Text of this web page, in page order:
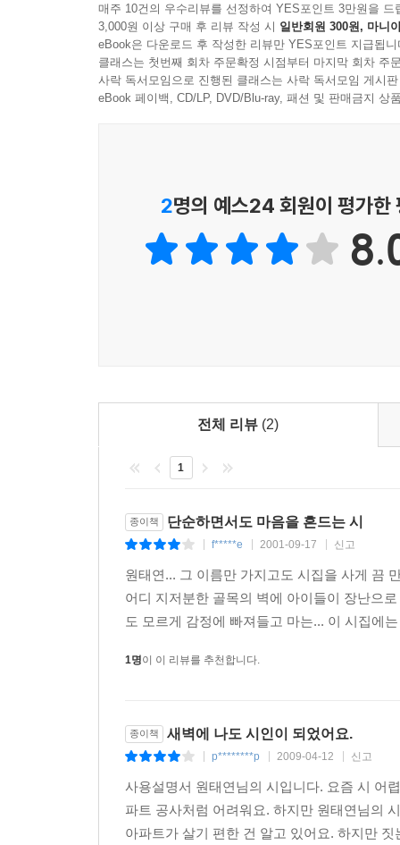
매주 10건의 우수리뷰를 선정하여 YES포인트 3만원을 드
3,000원 이상 구매 후 리뷰 작성 시 일반회원 300원, 마니
eBook은 다운로드 후 작성한 리뷰만 YES포인트 지급됩니
클래스는 첫번째 회차 주문확정 시점부터 마지막 회차 주
사락 독서모임으로 진행된 클래스는 사락 독서모임 게시
eBook 페이백, CD/LP, DVD/Blu-ray, 패션 및 판매금지 상
2명의 예스24 회원이 평가한
전체 리뷰 (2)
1
종이책 단순하면서도 마음을 흔드는 시
f*****e 2001-09-17 신고
원태연... 그 이름만 가지고도 시집을 사게 끔
어디 지저분한 골목의 벽에 아이들이 장난으
도 모르게 감정에 빠져들고 마는... 이 시집에
1명이 이 리뷰를 추천합니다.
종이책 새벽에 나도 시인이 되었어요.
p********p 2009-04-12 신고
사용설명서 원태연님의 시입니다. 요즘 시 어
파트 공사처럼 어려워요. 하지만 원태연님의
아파트가 살기 편한 건 알고 있어요. 하지만